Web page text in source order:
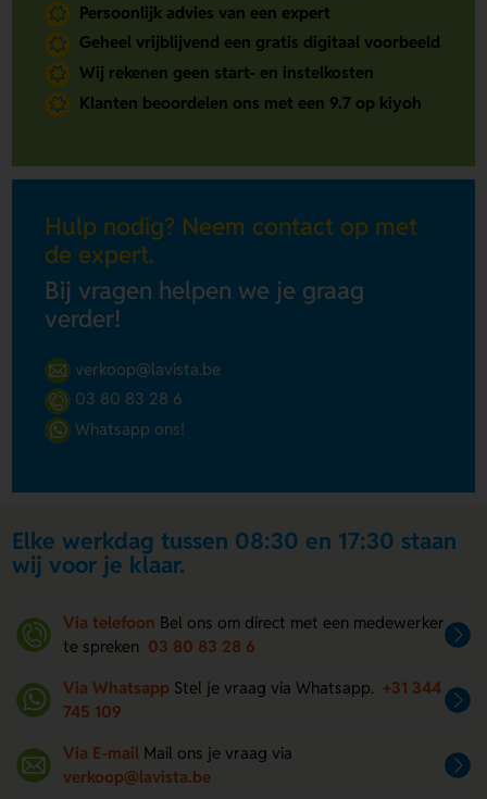
Persoonlijk advies van een expert
Geheel vrijblijvend een gratis digitaal voorbeeld
Wij rekenen geen start- en instelkosten
Klanten beoordelen ons met een 9.7 op kiyoh
Hulp nodig? Neem contact op met
de expert.
Bij vragen helpen we je graag
verder!
verkoop@lavista.be
03 80 83 28 6
Whatsapp ons!
Elke werkdag tussen 08:30 en 17:30 staan
wij voor je klaar.
Via telefoon Bel ons om direct met een medewerker
te spreken 03 80 83 28 6
Via Whatsapp Stel je vraag via Whatsapp. +31 344
745 109
Via E-mail Mail ons je vraag via
verkoop@lavista.be